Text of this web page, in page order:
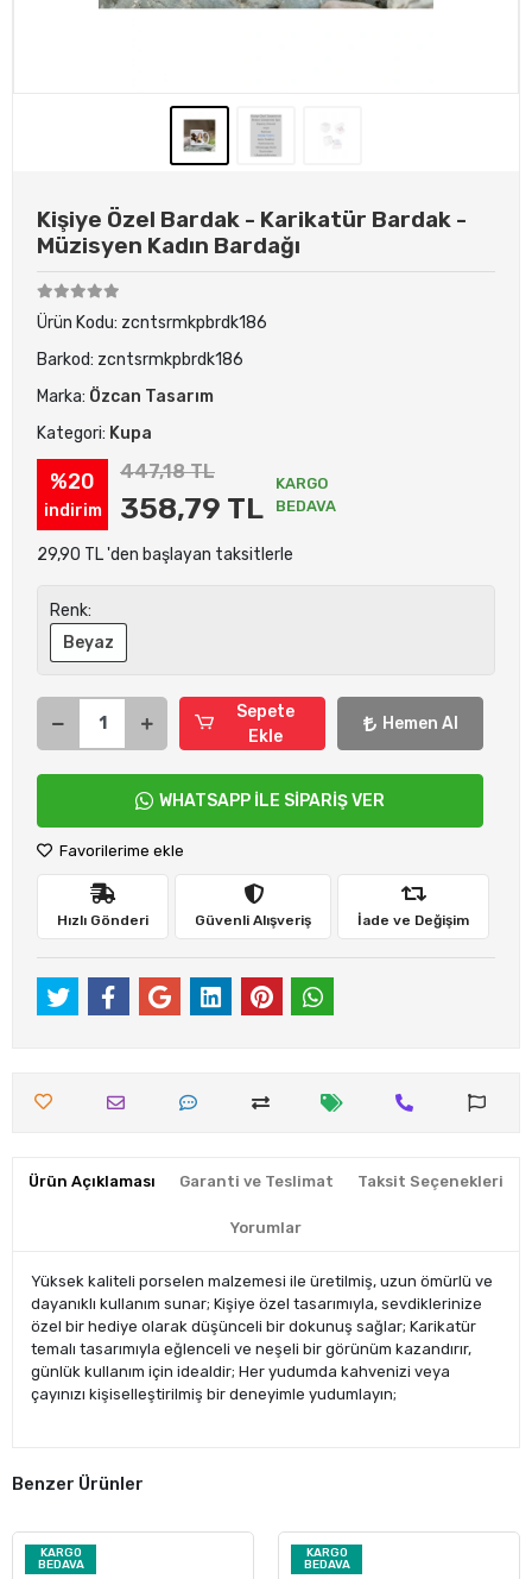
Kişiye Özel Bardak - Karikatür Bardak -
Müzisyen Kadın Bardağı
Ürün Kodu: zcntsrmkpbrdk186
Barkod: zcntsrmkpbrdk186
Marka: Özcan Tasarım
Kategori: Kupa
%20
indirim
447,18 TL
358,79 TL
KARGO
BEDAVA
29,90 TL 'den başlayan taksitlerle
Renk:
Beyaz
Sepete
Ekle
Hemen Al
WHATSAPP İLE SİPARİŞ VER
Favorilerime ekle
Hızlı Gönderi Güvenli Alışveriş İade ve Değişim
Ürün Açıklaması Garanti ve Teslimat Taksit Seçenekleri
Yorumlar
Yüksek kaliteli porselen malzemesi ile üretilmiş, uzun ömürlü ve
dayanıklı kullanım sunar; Kişiye özel tasarımıyla, sevdiklerinize
özel bir hediye olarak düşünceli bir dokunuş sağlar; Karikatür
temalı tasarımıyla eğlenceli ve neşeli bir görünüm kazandırır,
günlük kullanım için idealdir; Her yudumda kahvenizi veya
çayınızı kişiselleştirilmiş bir deneyimle yudumlayın;
Benzer Ürünler
KARGO
BEDAVA
KARGO
BEDAVA